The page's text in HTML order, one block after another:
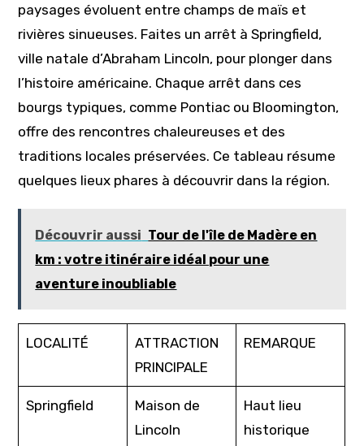
paysages évoluent entre champs de maïs et
rivières sinueuses. Faites un arrêt à Springfield,
ville natale d’Abraham Lincoln, pour plonger dans
l’histoire américaine. Chaque arrêt dans ces
bourgs typiques, comme Pontiac ou Bloomington,
offre des rencontres chaleureuses et des
traditions locales préservées. Ce tableau résume
quelques lieux phares à découvrir dans la région.
Découvrir aussi Tour de l'île de Madère en
km : votre itinéraire idéal pour une
aventure inoubliable
LOCALITÉ
ATTRACTION
PRINCIPALE
REMARQUE
Springfield
Maison de
Lincoln
Haut lieu
historique